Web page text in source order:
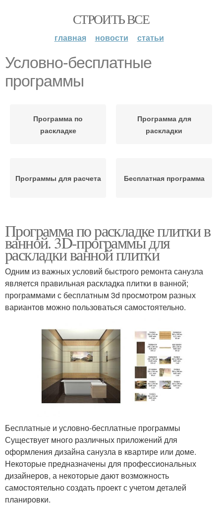
СТРОИТЬ ВСЕ
главная новости статьи
Условно-бесплатные
программы
Программа по
раскладке
Программа для
раскладки
Программы для расчета Бесплатная программа
Программа по раскладке плитки в
ванной. 3D-программы для
раскладки ванной плитки
Одним из важных условий быстрого ремонта санузла
является правильная раскладка плитки в ванной;
программами с бесплатным 3d просмотром разных
вариантов можно пользоваться самостоятельно.
Бесплатные и условно-бесплатные программы
Существует много различных приложений для
оформления дизайна санузла в квартире или доме.
Некоторые предназначены для профессиональных
дизайнеров, а некоторые дают возможность
самостоятельно создать проект с учетом деталей
планировки.